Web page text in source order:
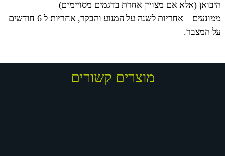
היבואן (אלא אם מצויין אחרת בדגמים מסויימים)
ממונעים – אחריות לשנה על המנוע והבקר, אחריות ל 6 חודשים
על המצבר.
מוצרים קשורים